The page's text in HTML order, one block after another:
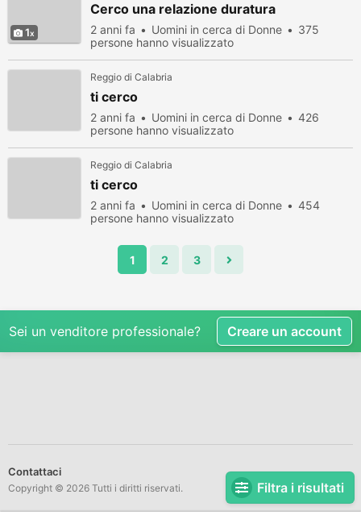
Filtra i risultati
1
Cerco una relazione duratura
2 anni fa Uomini in cerca di Donne
375
persone hanno visualizzato
Reggio di Calabria
ti cerco
2 anni fa Uomini in cerca di Donne
426
persone hanno visualizzato
Reggio di Calabria
ti cerco
2 anni fa Uomini in cerca di Donne
454
persone hanno visualizzato
1 2 3
Sei un venditore professionale? Creare un account
Contattaci
Copyright © 2026 Tutti i diritti riservati.